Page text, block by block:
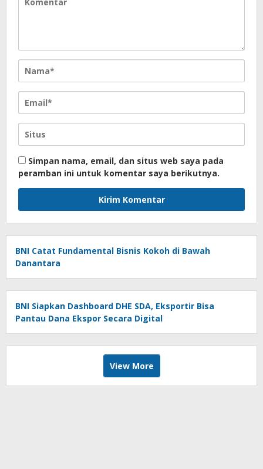
Simpan nama, email, dan situs web saya pada
peramban ini untuk komentar saya berikutnya.
BNI Catat Fundamental Bisnis Kokoh di Bawah
Danantara
BNI Siapkan Dashboard DHE SDA, Eksportir Bisa
Pantau Dana Ekspor Secara Digital
View More